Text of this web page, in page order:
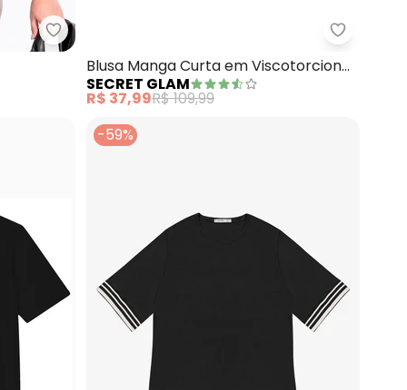
Marguerite - Blusa (Preta) em Cirrê
Secret
Blusa Manga Curta em Viscotorcion
(Preto)
SECRET GLAM
R$ 37,99R$ 109,99
-59%